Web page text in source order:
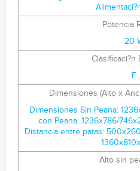
Potencia
20
Clasificaci?n
F
Dimensiones (Alto x
Dimensiones Sin Peana:
con Peana: 1236x786/
Distancia entre patas:
Alto sin